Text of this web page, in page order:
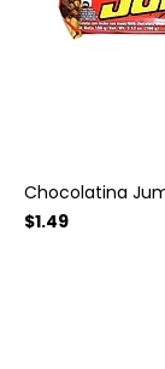
Chocolatina
Precio
$1.49